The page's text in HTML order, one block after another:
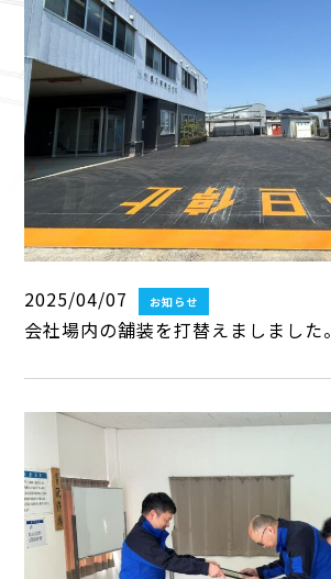
2025/04/07 お知らせ
会社場内の舗装を打替えましました。